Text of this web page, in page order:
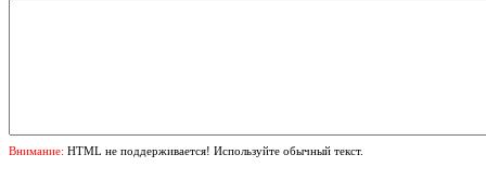
Внимание: HTML не поддерживается! Используйте обычный текст.